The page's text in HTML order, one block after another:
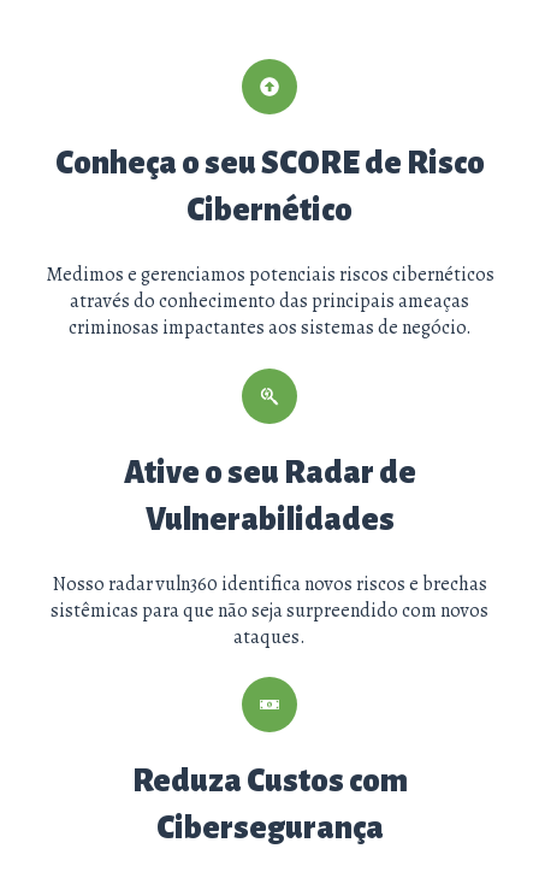
Conheça o seu SCORE de Risco
Cibernético
Medimos e gerenciamos potenciais riscos cibernéticos
através do conhecimento das principais ameaças
criminosas impactantes aos sistemas de negócio.
Ative o seu Radar de
Vulnerabilidades
Nosso radar vuln360 identifica novos riscos e brechas
sistêmicas para que não seja surpreendido com novos
ataques.
Reduza Custos com
Cibersegurança